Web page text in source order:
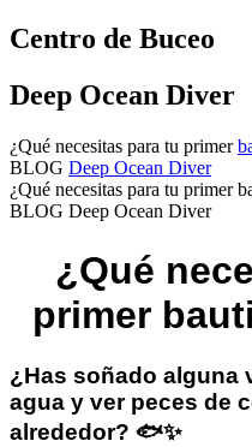
Centro de Buceo
Deep Ocean Diver
¿Qué necesitas para tu primer
BLOG Deep Ocean Diver
¿Qué necesitas para tu primer
BLOG Deep Ocean Diver
¿Qué
primer
¿Has soñado alguna
agua y ver peces de
alrededor? 🐟✨